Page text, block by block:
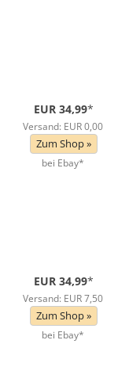
EUR 34,99*
Versand: EUR 0,00
Zum Shop »
bei Ebay*
EUR 34,99*
Versand: EUR 7,50
Zum Shop »
bei Ebay*